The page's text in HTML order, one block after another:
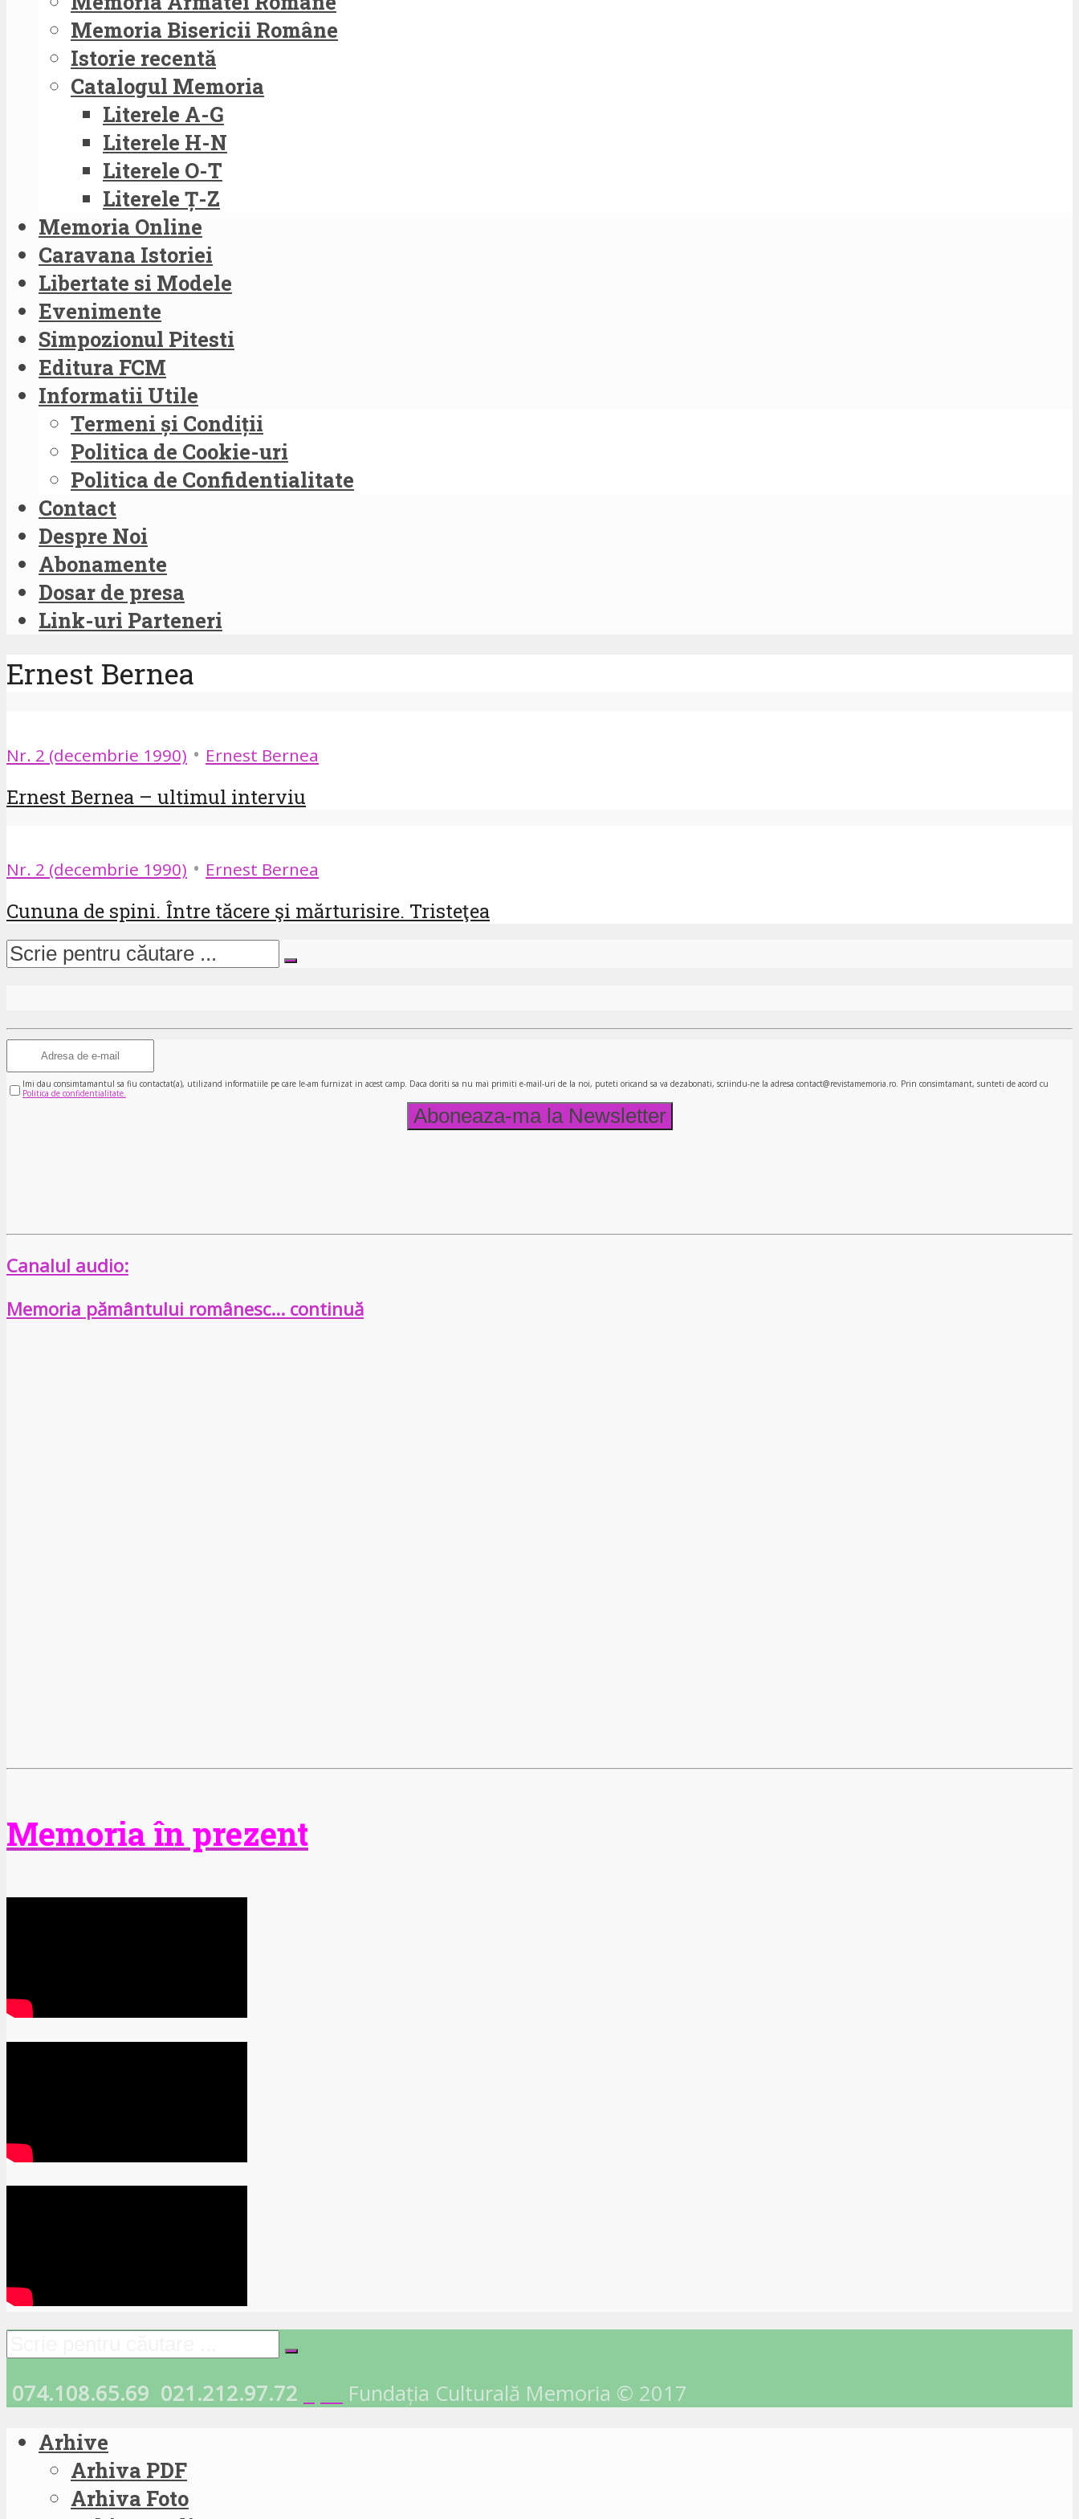
Memoria Bisericii Române
Istorie recentă
Catalogul Memoria
Literele A-G
Literele H-N
Literele O-T
Literele Ț-Z
Memoria Online
Caravana Istoriei
Libertate si Modele
Evenimente
Simpozionul Pitesti
Editura FCM
Informatii Utile
Termeni și Condiții
Politica de Cookie-uri
Politica de Confidentialitate
Contact
Despre Noi
Abonamente
Dosar de presa
Link-uri Parteneri
Ernest Bernea
Nr. 2 (decembrie 1990) • Ernest Bernea
Ernest Bernea – ultimul interviu
Nr. 2 (decembrie 1990) • Ernest Bernea
Cununa de spini. Între tăcere şi mărturisire. Tristeţea
Imi dau consimtamantul sa fiu contactat(a), utilizand informatiile pe care le-am furnizat in acest camp. Daca doriti sa nu mai primiti e-mail-uri de la noi, puteti oricand sa va dezabonati, scriindu-ne la adresa contact@revistamemoria.ro. Prin consimtamant, sunteti de acord cu
Politica de confidentialitate.
Canalul audio:
Memoria pământului românesc… continuă
Memoria în prezent
074.108.65.69 021.212.97.72 Fundația Culturală Memoria © 2017
Arhive
Arhiva PDF
Arhiva Foto